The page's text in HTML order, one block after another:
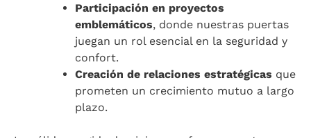
Participación en proyectos
emblemáticos, donde nuestras puertas
juegan un rol esencial en la seguridad y
confort.
Creación de relaciones estratégicas que
prometen un crecimiento mutuo a largo
plazo.